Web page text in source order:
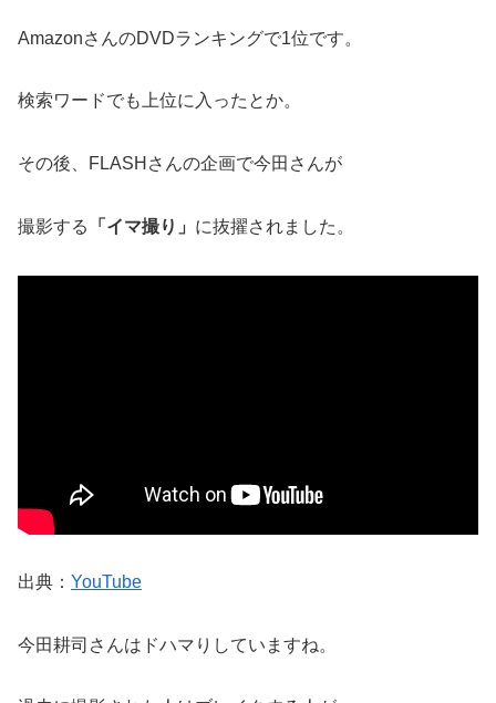
AmazonさんのDVDランキングで1位です。
検索ワードでも上位に入ったとか。
その後、FLASHさんの企画で今田さんが
撮影する 「イマ撮り」 に抜擢されました。
出典： YouTube
今田耕司さんはドハマりしていますね。